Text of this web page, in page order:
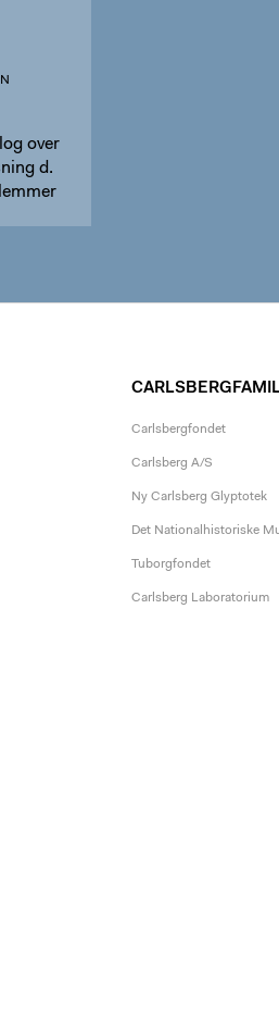
over
d.
Carlsbergfondet
Carlsberg A/S
Ny Carlsberg Glyptotek
Det Nationalhistoriske
Tuborgfondet
Carlsberg Laboratorium